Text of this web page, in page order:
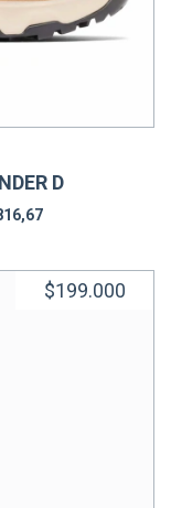
D
$199.000